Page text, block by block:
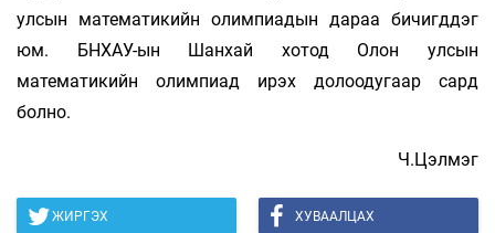
улсын математикийн олимпиадын дараа бичигддэг
юм. БНХАУ-ын Шанхай хотод Олон улсын
математикийн олимпиад ирэх долоодугаар сард
болно.
Ч.Цэлмэг
ЖИРГЭХ ХУВААЛЦАХ